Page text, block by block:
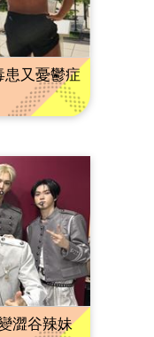
又憂鬱症
澀谷辣妹